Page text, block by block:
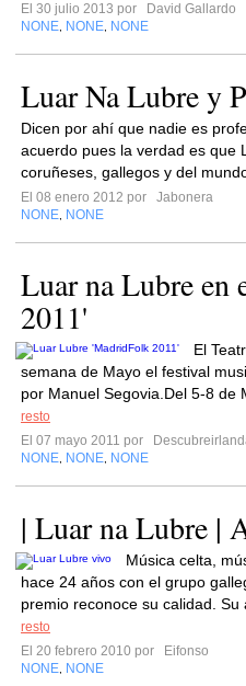
El 30 julio 2013 por
David Gallardo
NONE NONE NONE
Luar Na Lubre y
Dicen por ahí que nadie es
acuerdo pues la verdad es que
coruñeses, gallegos y del
El 08 enero 2012 por
Jabonera
NONE NONE
Luar na Lubre
2011'
El
semana de Mayo el festival
por Manuel Segovia.Del 5-8 de
resto
El 07 mayo 2011 por
NONE NONE NONE
| Luar na Lubre |
Música celta,
hace 24 años con el grupo
premio reconoce su calidad. Su
resto
El 20 febrero 2010 por
Eifonso
NONE NONE